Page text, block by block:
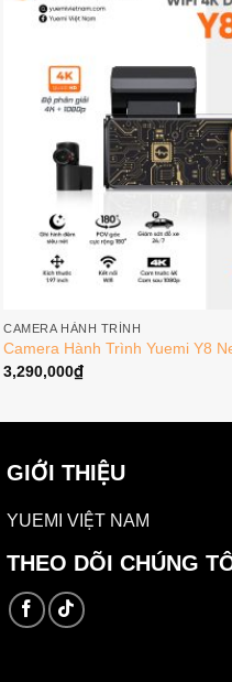
CAMERA HÀNH TRÌNH
Camera Hành Trình Yuemi Y8
3,290,000₫
GIỚI THIỆU
YUEMI VIỆT NAM
THEO DÕI CHÚNG